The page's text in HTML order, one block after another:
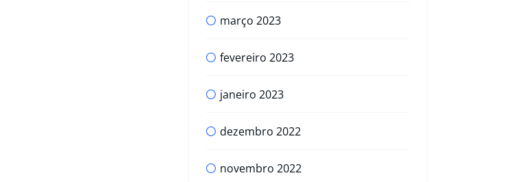
março 2023
fevereiro 2023
janeiro 2023
dezembro 2022
novembro 2022